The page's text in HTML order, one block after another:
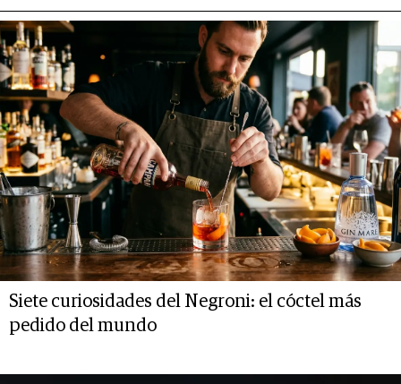
Siete curiosidades del Negroni: el cóctel más
pedido del mundo